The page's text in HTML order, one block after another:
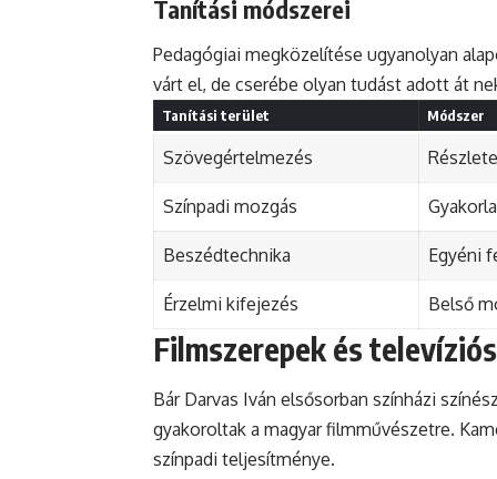
Tanítási módszerei
Pedagógiai megközelítése ugyanolyan
várt el, de cserébe olyan tudást adott át
Tanítási terület Módszer
Szövegértelmezés
Színpadi mozgás
Beszédtechnika Egyéni
Érzelmi kifejezés Belső
Filmszerepek és
Bár Darvas Iván elsősorban színházi
gyakoroltak a magyar filmművészetre.
színpadi teljesítménye.